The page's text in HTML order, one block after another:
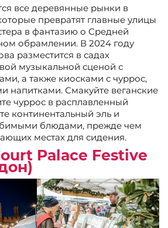
все деревянные рынки в
превратят главные улицы
в фантазию о Средней
обрамлении. В 2024 году
разместится в садах
музыкальной сценой с
а также киосками с чуррос,
напитками. Смакуйте веганские
чуррос в расплавленный
континентальный эль и
блюдами, прежде чем
местах для сидения.
Palace Festive